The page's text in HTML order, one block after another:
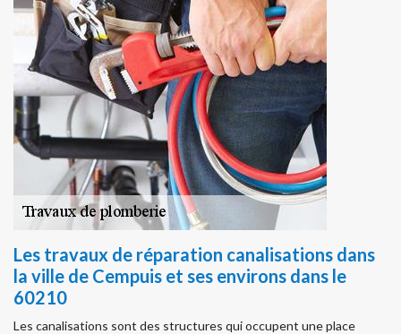
Les travaux de réparation canalisations dans
la ville de Cempuis et ses environs dans le
60210
Les canalisations sont des structures qui occupent une place